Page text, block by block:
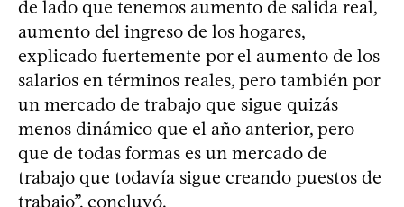
de lado que tenemos aumento de salida real,
aumento del ingreso de los hogares,
explicado fuertemente por el aumento de los
salarios en términos reales, pero también por
un mercado de trabajo que sigue quizás
menos dinámico que el año anterior, pero
que de todas formas es un mercado de
trabajo que todavía sigue creando puestos de
trabajo”, concluyó.